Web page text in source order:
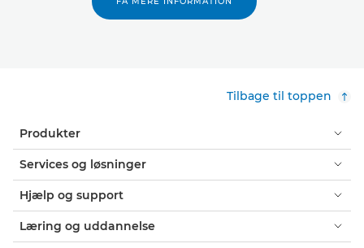
Tilbage til toppen
Produkter
Services og løsninger
Hjælp og support
Læring og uddannelse